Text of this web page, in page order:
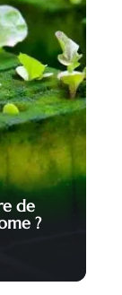
de
?